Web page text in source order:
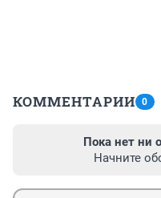
КОММЕНТАРИИ 0
Пока нет ни
Начните